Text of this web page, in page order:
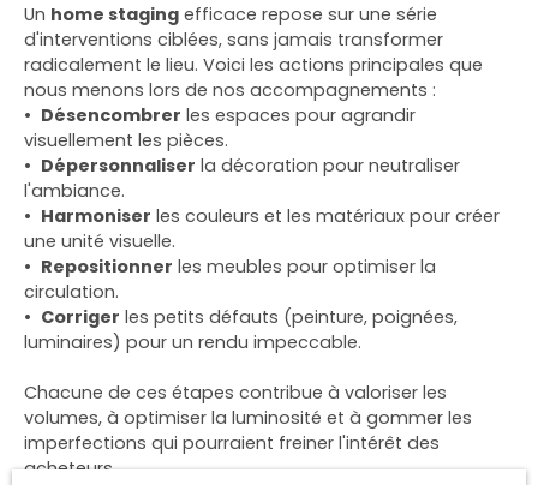
Un home staging efficace repose sur une série
d'interventions ciblées, sans jamais transformer
radicalement le lieu. Voici les actions principales que
nous menons lors de nos accompagnements :
Désencombrer les espaces pour agrandir
visuellement les pièces.
Dépersonnaliser la décoration pour neutraliser
l'ambiance.
Harmoniser les couleurs et les matériaux pour créer
une unité visuelle.
Repositionner les meubles pour optimiser la
circulation.
Corriger les petits défauts (peinture, poignées,
luminaires) pour un rendu impeccable.
Chacune de ces étapes contribue à valoriser les
volumes, à optimiser la luminosité et à gommer les
imperfections qui pourraient freiner l'intérêt des
acheteurs.